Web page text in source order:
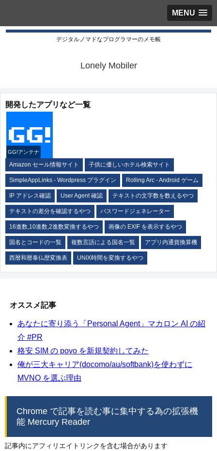
MENU
デジタルノマドなプログラマーのメモ帳
Lonely Mobiler
開発したアプリなど一覧
GG!アンテナ
Amazon セール情報サイト 子供に優しいホテル検索サイト
SimpleAppLinks - Wordpress プラグイン Rolling Arc - Android ゲーム
IP アドレス確認 User Agent 確認 テキストの文字数を数えるやつ
テキストの差分を確認するやつ パスワードジェネレーター
16進数,10進数,2進数変換するやつ 画像の EXIF を表示するやつ
国名とコードの一覧 複数言語による国名一覧 アプリ内通貨換算機
西暦和暦泰仏歴変換表 UNIX時間を変換するやつ
オススメ記事
あなたに寄り添う「Personal Agent」マカロン AI の紹
介 #PR
格安 SIM の povo を新規契約してみた
俺が三大キャリア(docomo/au/softbank)を使わずに
MVNO を選ぶ理由
Chrome で記事を読む事に集中する為の拡張機
能 Mercury Reader
記事内にアフィリエイトリンクを含む場合があります